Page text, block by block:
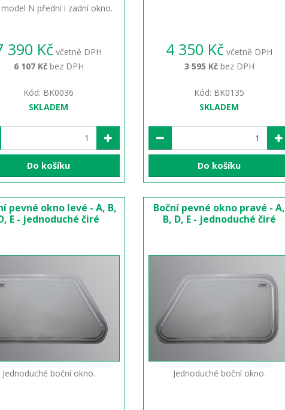
N přední i zadní okno.
390 Kč včetně DPH
6 107 Kčbez DPH
Kód: BK0036
SKLADEM
Do košíku
4 350 Kč včetně DPH
3 595 Kčbez DPH
Kód: BK0135
SKLADEM
Do košíku
pevné okno levé - A, B,
E - jednoduché čiré
Jednoduché boční okno.
Boční pevné okno pravé - A,
B, D, E - jednoduché čiré
Jednoduché boční okno.